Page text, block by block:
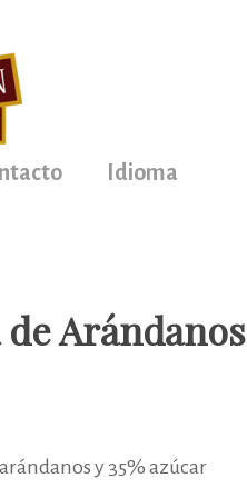
Idioma
Arándanos
y 35% azúcar